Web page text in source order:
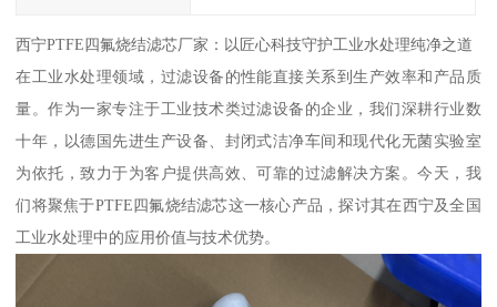
西宁PTFE四氟烧结滤芯厂家：以匠心科技守护工业水处理纯净之道
在工业水处理领域，过滤设备的性能直接关系到生产效率和产品质
量。作为一家专注于工业技术类过滤设备的企业，我们深耕行业数
十年，以德国先进生产设备、封闭式洁净车间和现代化无菌实验室
为依托，致力于为客户提供高效、可靠的过滤解决方案。今天，我
们将聚焦于PTFE四氟烧结滤芯这一核心产品，探讨其在西宁及全国
工业水处理中的应用价值与技术优势。